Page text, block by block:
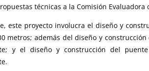
técnicas a la Comisión
este proyecto involucra el diseño y
metros; además del diseño y
y el diseño y construcción del